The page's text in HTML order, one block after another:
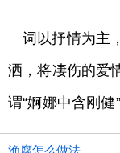
词以抒情为主
洒，将凄伤的爱
谓“婀娜中含刚健”
渔腐怎么做法